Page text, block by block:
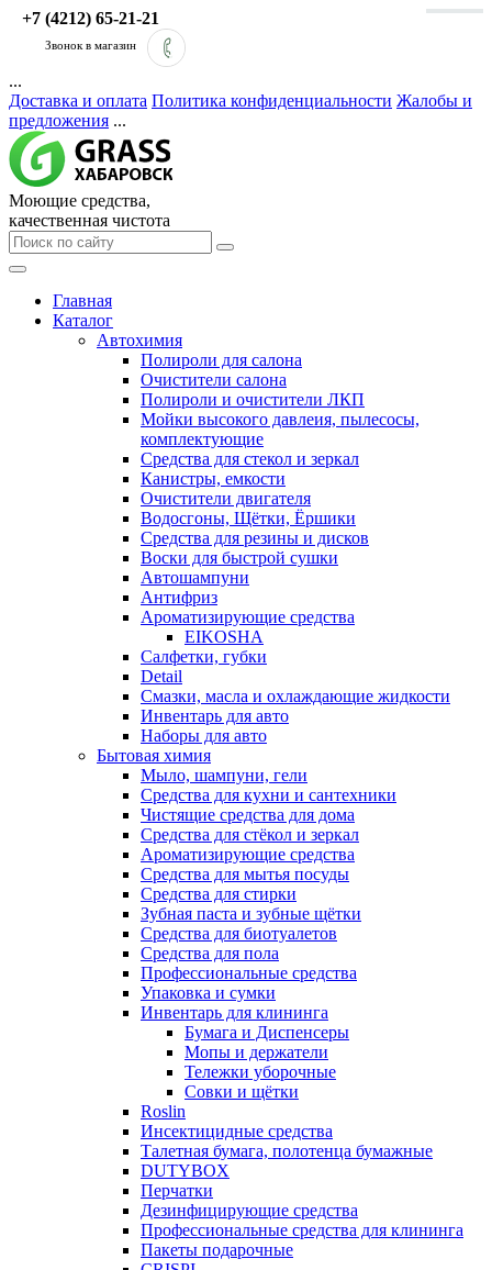
+7 (4212) 65-21-21
Звонок в магазин
...
Доставка и оплата Политика конфиденциальности Жалобы и
предложения ...
Моющие средства,
качественная чистота
Главная
Каталог
Автохимия
Полироли для салона
Очистители салона
Полироли и очистители ЛКП
Мойки высокого давлеия, пылесосы,
комплектующие
Средства для стекол и зеркал
Канистры, емкости
Очистители двигателя
Водосгоны, Щётки, Ёршики
Средства для резины и дисков
Воски для быстрой сушки
Автошампуни
Антифриз
Ароматизирующие средства
EIKOSHA
Салфетки, губки
Detail
Смазки, масла и охлаждающие жидкости
Инвентарь для авто
Наборы для авто
Бытовая химия
Мыло, шампуни, гели
Средства для кухни и сантехники
Чистящие средства для дома
Средства для стёкол и зеркал
Ароматизирующие средства
Средства для мытья посуды
Средства для стирки
Зубная паста и зубные щётки
Средства для биотуалетов
Средства для пола
Профессиональные средства
Упаковка и сумки
Инвентарь для клининга
Бумага и Диспенсеры
Мопы и держатели
Тележки уборочные
Совки и щётки
Roslin
Инсектицидные средства
Талетная бумага, полотенца бумажные
DUTYBOX
Перчатки
Дезинфицирующие средства
Профессиональные средства для клининга
Пакеты подарочные